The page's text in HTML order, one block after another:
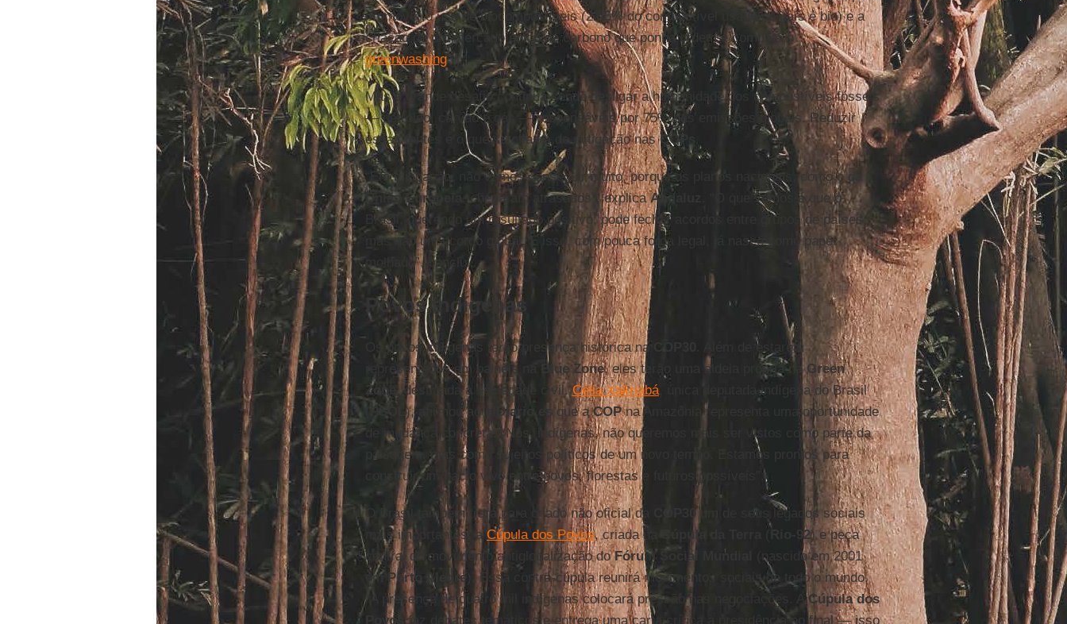
promover o uso de biocombustíveis (22,5% do combustível usado no país é bio) e a
criação de um mercado único de carbono que ponha ordem e combata o
greenwashing.
Mas o grande desafio continua sendo desligar a humanidade dos combustíveis fósseis
— petróleo, carvão e gás — responsáveis por 75% das emissões globais. Reduzir
essas fontes é o que se chama de mitigação nasCOPs
“Em mitigação, não vamos conseguir muito, porque os planos nacionais, como o da
União Europeia
, chegaram atrasados”, explicaAndaluz
. “O que vemos é que o
Brasil, querendo um resultado positivo, pode fechar acordos entre grupos de países,
mas não um acordo global. E isso, com pouca força legal, já nasce como papel
molhado”, conclui.
Povos indígenas
Os povos indígenas terão presença histórica na
. Além de estarem
representados em painéis na
Blue Zone, eles terão uma aldeia própria naGreen
Zone
, destinada à sociedade civil.Célia Xakriabá, única deputada indígena do Brasil
( PSOL), afirmou ao elDiario.esque aCOPna Amazônia representa uma oportunidade
de mudança concreta: “Nós, indígenas, não queremos mais ser vistos como parte da
paisagem, mas como sujeitos políticos de um novo tempo. Estamos prontos para
construir um pacto vivo entre povos, florestas e futuros possíveis”.
O Brasil também trará para o lado não oficial da COP30um de seus legados sociais
mais importantes: a Cúpula dos Povos, criada na Cúpula da Terra Rio-92) e peça
central do movimento antiglobalização doFórum Social Mundial
(nascido em 2001
em Porto Alegre
). Essa contra-cúpula reunirá movimentos sociais de todo o mundo.
“A presença de quatro mil indígenas colocará pressão nas negociações. ACúpula dos
Povos
faz debates temáticos e entrega uma carta crítica à presidência no final — isso